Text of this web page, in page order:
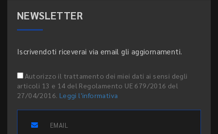
NEWSLETTER
Iscrivendoti riceverai via email gli aggiornamenti.
Autorizzo il trattamento dei miei dati ai sensi degli
articoli 13 e 14 del Regolamento UE 679/2016 del
27/04/2016. Leggi l'informativa